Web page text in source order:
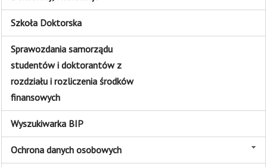
Szkoła Doktorska
Sprawozdania samorządu
studentów i doktorantów z
rozdziału i rozliczenia środków
finansowych
Wyszukiwarka BIP
Ochrona danych osobowych